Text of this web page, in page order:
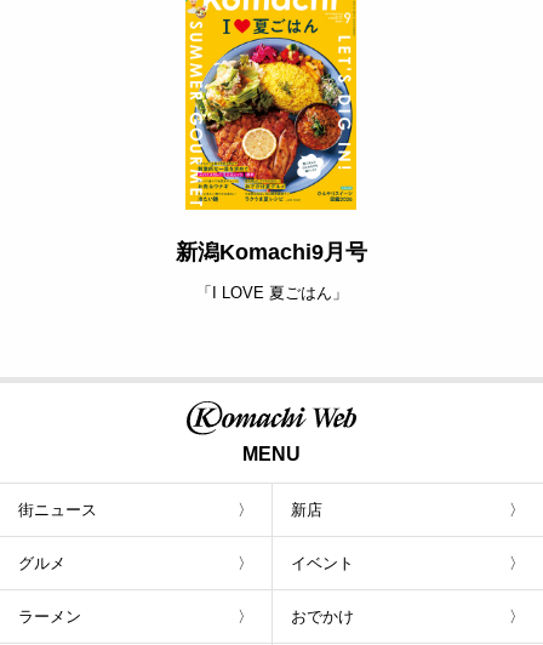
新潟Komachi9月号
「I LOVE 夏ごはん」
MENU
街ニュース 新店
グルメ イベント
ラーメン おでかけ